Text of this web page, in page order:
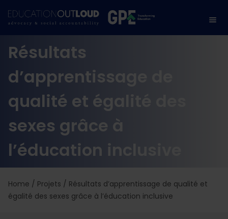
Résultats
d’apprentissage de
qualité et égalité des
sexes grâce à
l’éducation inclusive
Home / Projets / Résultats d’apprentissage de qualité et
égalité des sexes grâce à l’éducation inclusive